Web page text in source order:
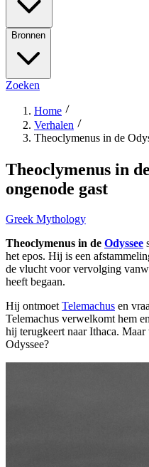
Bronnen
Zoeken
Home
Verhalen
Theoclymenus in de
Theoclymenus in
ongenode gast
Greek Mythology
Theoclymenus in de Odyssee
het epos. Hij is een
de vlucht voor vervolging
heeft begaan.
Hij ontmoet Telemachus en
Telemachus verwelkomt hem en
hij terugkeert naar Ithaca.
Odyssee?